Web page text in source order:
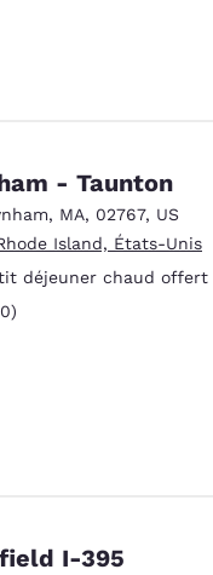
- Taunton
, MA, 02767, US
Island, États-Unis
déjeuner chaud offert
Buono. 660 recensioni
I-395